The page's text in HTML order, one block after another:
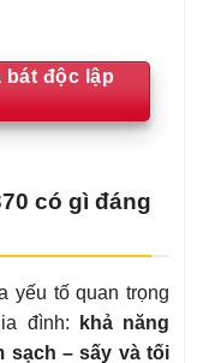
bát độc lập
có gì đáng
yếu tố quan trọng
đình:
khả năng
sạch – sấy và tối